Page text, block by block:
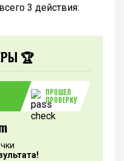
3 действия:
🏆
ПРОШЕЛ
ПРОВЕРКУ